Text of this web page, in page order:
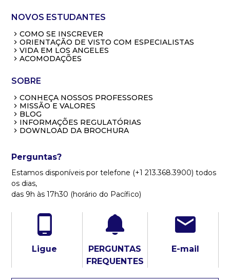
NOVOS ESTUDANTES
COMO SE INSCREVER
ORIENTAÇÃO DE VISTO COM ESPECIALISTAS
VIDA EM LOS ANGELES
ACOMODAÇÕES
SOBRE
CONHEÇA NOSSOS PROFESSORES
MISSÃO E VALORES
BLOG
INFORMAÇÕES REGULATÓRIAS
DOWNLOAD DA BROCHURA
Perguntas?
Estamos disponíveis por telefone (+1 213.368.3900) todos
os dias,
das 9h às 17h30 (horário do Pacífico)
Ligue
PERGUNTAS
FREQUENTES
E-mail